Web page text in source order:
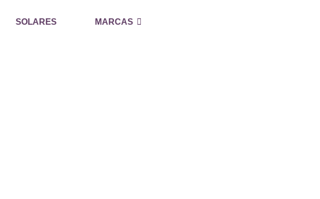
SOLARES MARCAS